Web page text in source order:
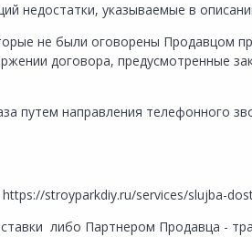
недостатки, указываемые в
не были оговорены Продавцом
договора, предусмотренные
путем направления телефонного
stroyparkdiy.ru/services/slujba-
либо Партнером Продавца -